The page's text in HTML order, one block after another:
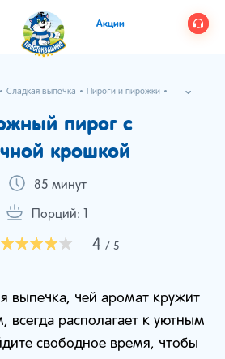
Акции
Сладкая выпечка
Пироги и пирожки
пирог с
крошкой
85 минут
Порций: 1
4 / 5
выпечка, чей аромат кружит
всегда располагает к уютным
свободное время, чтобы